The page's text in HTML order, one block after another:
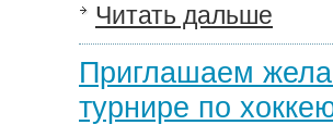
Читать дальше
Приглашаем
турнире по